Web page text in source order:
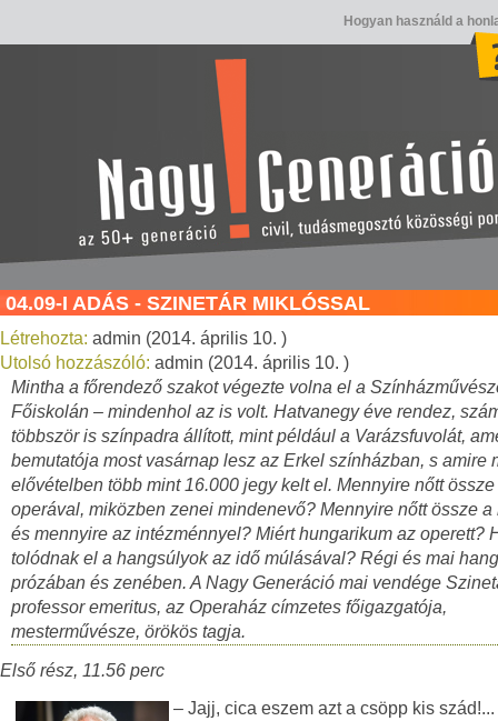
Hogyan használd a
04.09-I ADÁS - SZINETÁR MIKLÓSSAL
Létrehozta: admin (2014. április 10. )
Utolsó hozzászóló: admin (2014. április 10. )
Mintha a főrendező szakot végezte volna el a
Főiskolán – mindenhol az is volt. Hatvanegy éve rendez,
többször is színpadra állított, mint például a Varázsfuvolát,
bemutatója most vasárnap lesz az Erkel színházban, s amire
elővételben több mint 16.000 jegy kelt el. Mennyire nőtt össze
operával, miközben zenei mindenevő? Mennyire nőtt össze a
és mennyire az intézménnyel? Miért hungarikum az operett?
tolódnak el a hangsúlyok az idő múlásával? Régi és mai
prózában és zenében. A Nagy Generáció mai vendége
professor emeritus, az Operaház címzetes főigazgatója,
mesterművésze, örökös tagja.
Első rész, 11.56 perc
– Jajj, cica eszem azt a csöpp kis